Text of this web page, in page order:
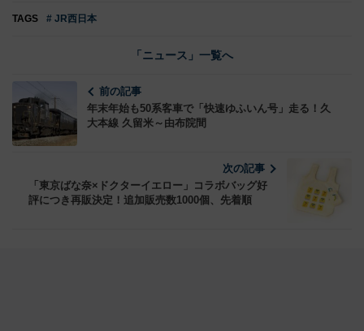
TAGS # JR西日本
「ニュース」一覧へ
前の記事
年末年始も50系客車で「快速ゆふいん号」走る！久
大本線 久留米～由布院間
次の記事
「東京ばな奈×ドクターイエロー」コラボバッグ好
評につき再販決定！追加販売数1000個、先着順